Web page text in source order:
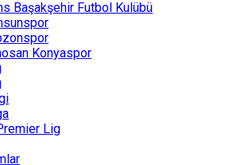
Başakşehir Futbol Kulübü
Konyaspor
Lig